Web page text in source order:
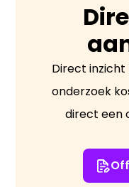
Direct inzicht
onderzoek
direct een